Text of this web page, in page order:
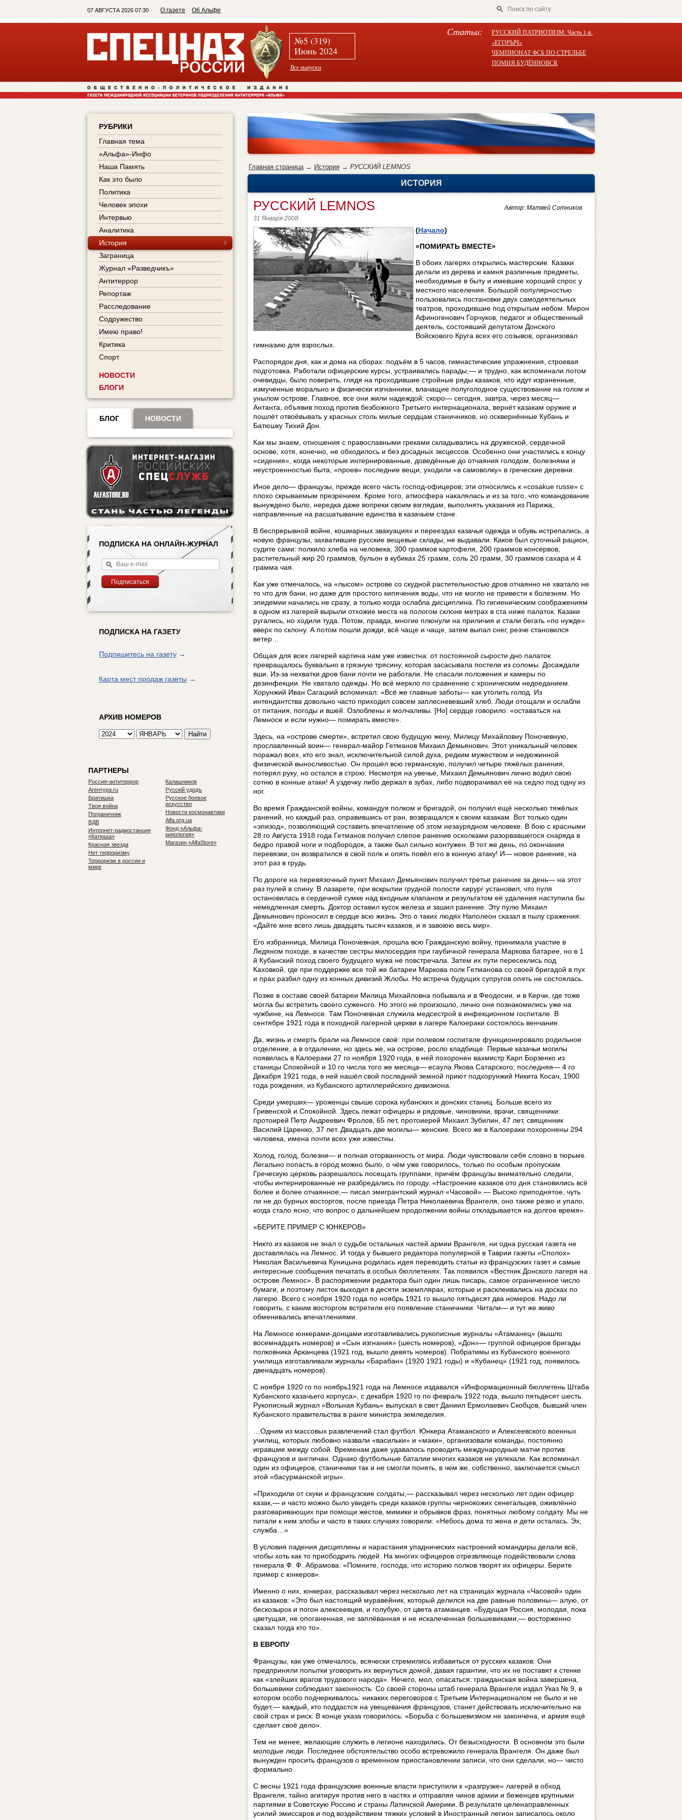
07 АВГУСТА 2026 07:30 О газете Об Альфе
№5 (319)
Июнь 2024
Все выпуски
Статьи:
РУССКИЙ ПАТРИОТИЗМ. Часть 1-я.
«ЕГОРЫЧ»
ЧЕМПИОНАТ ФСБ ПО СТРЕЛЬБЕ
ПОМНЯ БУДЁННОВСК
РУБРИКИ
Главная тема
«Альфа»-Инфо
Наша Память
Как это было
Политика
Человек эпохи
Интервью
Аналитика
История
Заграница
Журнал «Разведчикъ»
Антитеррор
Репортаж
Расследование
Содружество
Имею право!
Критика
Спорт
НОВОСТИ
БЛОГИ
БЛОГ НОВОСТИ
ПОДПИСКА НА ОНЛАЙН-ЖУРНАЛ
ПОДПИСКА НА ГАЗЕТУ
Подпишитесь на газету→
Карта мест продаж газеты→
АРХИВ НОМЕРОВ
ПАРТНЕРЫ
Россия-антитеррор
Агентура.ru
Братишка
Твоя война
Пограничник
ВДВ
Интернет-радиостанция
«Катюша»
Красная звезда
Нет терроризму
Терроризм в россии и
мире
Калашников
Русскiй удодъ
Русское боевое
искусство
Новости космонавтики
Alfa.org.ua
Фонд «Альфа-
кинология»
Магазин «AlfaStore»
Главная страница→История→РУССКИЙ LEMNOS
ИСТОРИЯ
Автор: Матвей Сотников
РУССКИЙ LEMNOS
31 Января 2008
(Начало)
«ПОМИРАТЬ ВМЕСТЕ»
В обоих лагерях открылись мастерские. Казаки
делали из дерева и камня различные предметы,
необходимые в быту и имевшие хороший спрос у
местного населения. Большой популярностью
пользовались постановки двух самодеятельных
театров, проходившие под открытым небом. Мирон
Афиногенович Горчуков, педагог и общественный
деятель, состоявший депутатом Донского
Войскового Круга всех его созывов, организовал
гимназию для взрослых.
Распорядок дня, как и дома на сборах: подъём в 5 часов, гимнастические упражнения, строевая
подготовка. Работали офицерские курсы, устраивались парады,— и трудно, как вспоминали потом
очевидцы, было поверить, глядя на проходившие стройные ряды казаков, что идут израненные,
измученные морально и физически изгнанники, влачащие полуголодное существование на голом и
унылом острове. Главное, все они жили надеждой: скоро— сегодня, завтра, через месяц—
Антанта, объявив поход против безбожного Третьего интернационала, вернёт казакам оружие и
пошлёт отвоёвывать у красных столь милые сердцам станичников, но осквернённые Кубань и
Батюшку Тихий Дон.
Как мы знаем, отношения с православными греками складывались на дружеской, сердечной
основе, хотя, конечно, не обходилось и без досадных эксцессов. Особенно они участились к концу
«сидения», когда некоторые интернированные, доведённые до отчаяния голодом, болезнями и
неустроенностью быта, «проев» последние вещи, уходили «в самоволку» в греческие деревни.
Иное дело— французы, прежде всего часть господ-офицеров; эти относились к «cosakue russe» с
плохо скрываемым презрением. Кроме того, атмосфера накалялась и из за того, что командование
вынуждено было, нередка даже вопреки своим взглядам, выполнять указания из Парижа,
направленные на расшатывание единства в казачьем стане.
В беспрерывной войне, кошмарных эвакуациях и переездах казачья одежда и обувь истрепались, а
новую французы, захватившие русские вещевые склады, не выдавали. Каков был суточный рацион,
судите сами: полкило хлеба на человека, 300 граммов картофеля, 200 граммов консервов,
растительный жир 20 граммов, бульон в кубиках 25 грамм, соль 20 грамм, 30 граммов сахара и 4
грамма чая.
Как уже отмечалось, на «лысом» острове со скудной растительностью дров отчаянно не хватало не
то что для бани, но даже для простого кипячения воды, что не могло не привести к болезням. Но
эпидемии начались не сразу, а только когда ослабла дисциплина. По гигиеническим соображениям
в одном из лагерей вырыли отхожие места на пологом склоне метрах в ста ниже палаток. Казаки
ругались, но ходили туда. Потом, правда, многие плюнули на приличия и стали бегать «по нужде»
вверх по склону. А потом пошли дожди, всё чаще и чаще, затем выпал снег, резче становился
ветер…
Общая для всех лагерей картина нам уже известна: от постоянной сырости дно палаток
превращалось буквально в грязную трясину, которая засасывала постели из соломы. Досаждали
вши. Из-за нехватки дров бани почти не работали. Не спасали положения и камеры по
дезинфекции. Не хватало одежды. Но всё меркло по сравнению с хроническим недоеданием.
Хорунжий Иван Сагацкий вспоминал: «Всё же главные заботы— как утолить голод. Из
интендантства довольно часто приходил совсем заплесневевший хлеб. Люди отощали и ослабли
от питания, погоды и вшей. Озлоблены и молчаливы. [Но] сердце говорило: «оставаться на
Лемносе и если нужно— помирать вместе».
Здесь, на «острове смерти», встретил свою будущую жену, Милицу Михайловну Поночевную,
прославленный воин— генерал-майор Гетманов Михаил Демьянович. Этот уникальный человек
поражал всех, кто его знал, исключительной силой духа, редким мужеством и недюжинной
физической выносливостью. Он прошёл всю германскую, получил четыре тяжёлых ранения,
потерял руку, но остался в строю. Несмотря на увечье, Михаил Демьянович лично водил свою
сотню в конные атаки! А уздечку либо держал в зубах, либо подворачивал её на седло под одну из
ног.
Во время Гражданской войны, командуя полком и бригадой, он получил ещё несколько тяжёлых
ранений, но каждый раз, оправившись от ран, возвращался к своим казакам. Вот только один
«эпизод», позволяющий составить впечатление об этом незаурядном человеке. В бою с красными
28 го Августа 1918 года Гетманов получил слепое ранение осколками разорвавшегося снаряда в
бедро правой ноги и подбородок, а также был сильно контужен. В тот же день, по окончании
перевязки, он возвратился в свой полк и опять повёл его в конную атаку! И— новое ранение, на
этот раз в грудь.
По дороге на перевязочный пункт Михаил Демьянович получил третье ранение за день— на этот
раз пулей в спину. В лазарете, при вскрытии грудной полости хирург установил, что пуля
остановилась в сердечной сумке над входным клапаном и результатом её удаления наступила бы
немедленная смерть. Доктор оставил кусок железа и зашил ранение. Эту пулю Михаил
Демьянович проносил в сердце всю жизнь. Это о таких людях Наполеон сказал в пылу сражения:
«Дайте мне всего лишь двадцать тысяч казаков, и я завоюю весь мир».
Его избранница, Милица Поночевная, прошла всю Гражданскую войну, принимала участие в
Ледяном походе, в качестве сестры милосердия при гаубичной генерала Маркова батарее, но в 1
й Кубанский поход своего будущего мужа не повстречала. Затем их пути пересеклись под
Каховкой, где при поддержке все той же батареи Маркова полк Гетманова со своей бригадой в пух
и прах разбил одну из конных дивизий Жлобы. Но встреча будущих супругов опять не состоялась.
Позже в составе своей батареи Милица Михайловна побывала и в Феодосии, и в Керчи, где тоже
могла бы встретить своего суженого. Но этого не произошло, лично они познакомились уже на
чужбине, на Лемносе. Там Поночевная служила медсестрой в инфекционном госпитале. В
сентябре 1921 года в походной лагерной церкви в лагере Калоераки состоялось венчание.
Да, жизнь и смерть брали на Лемносе своё: при полевом госпитале функционировало родильное
отделение, а в отдалении, но здесь же, на острове, росло кладбище. Первые казачьи могилы
появилась в Калоераки 27 го ноября 1920 года, в ней похоронен вахмистр Карп Борзенко из
станицы Спокойной и 10 го числа того же месяца— есаула Якова Сатарского; последняя— 4 го
Декабря 1921 года, в ней нашёл свой последний земной приют подхорунжий Никита Косач, 1900
года рождения, из Кубанского артиллерийского дивизиона.
Среди умерших— уроженцы свыше сорока кубанских и донских станиц. Больше всего из
Гривенской и Спокойной. Здесь лежат офицеры и рядовые, чиновники, врачи, священники:
протоирей Петр Андреевич Фролов, 65 лет, протоиерей Михаил Зубилин, 47 лет, священник
Василий Царенко, 37 лет. Двадцать две могилы— женские. Всего же в Калоераки похоронены 294
человека, имена почти всех уже известны.
Холод, голод, болезни— и полная оторванность от мира. Люди чувствовали себя словно в тюрьме.
Легально попасть в город можно было, о чём уже говорилось, только по особым пропускам.
Греческую церковь разрешалось посещать группами, причём французы внимательно следили,
чтобы интернированные не разбредались по городу. «Настроение казаков ото дня становились всё
более и более отчаянное,— писал эмигрантский журнал «Часовой».— Высоко приподнятое, чуть
ли не до бурных восторгов, после приезда Петра Николаевича Врангеля, оно также резко и упало,
когда стало ясно, что вопрос о дальнейшем продолжении войны откладывается на долгое время».
«БЕРИТЕ ПРИМЕР С ЮНКЕРОВ»
Никто из казаков не знал о судьбе остальных частей армии Врангеля, ни одна русская газета не
доставлялась на Лемнос. И тогда у бывшего редактора популярной в Таврии газеты «Сполох»
Николая Васильевича Куницына родилась идея переводить статьи из французских газет и самые
интересные сообщения печатать в особых бюллетенях. Так появился «Вестник Донского лагеря на
острове Лемнос». В распоряжении редактора был один лишь писарь, самое ограниченное число
бумаги, и поэтому листок выходил в десяти экземплярах, которые и расклеивались на досках по
лагерю. Всего с ноября 1920 года по ноябрь 1921 го вышло пятьдесят два номеров. Надо ли
говорить, с каким восторгом встретили его появление станичники. Читали— и тут же живо
обменивались впечатлениями.
На Лемносе юнкерами-донцами изготавливались рукописные журналы «Атаманец» (вышло
восемнадцать номеров) и «Сын изгнания» (шесть номеров), «Дон»— группой офицеров бригады
полковника Арканцева (1921 год, вышло девять номеров). Побратимы из Кубанского военного
училища изготавливали журналы «Барабан» (1920 1921 годы) и «Кубанец» (1921 год, появилось
двенадцать номеров).
С ноября 1920 го по ноябрь1921 года на Лемносе издавался «Информационный бюллетень Штаба
Кубанского казачьего корпуса», с декабря 1920 го по февраль 1922 года, вышло пятьдесят шесть.
Рукописный журнал «Вольная Кубань» выпускал в свет Даниил Ермолаевич Скобцов, бывший член
Кубанского правительства в ранге министра земледелия.
…Одним из массовых развлечений стал футбол. Юнкера Атаманского и Алексеевского военных
училищ, которых любовно назвали «васильки» и «маки», организовали команды, постоянно
игравшие между собой. Временам даже удавалось проводить международные матчи против
французов и англичан. Однако футбольные баталии многих казаков не увлекали. Как вспоминал
один из офицеров, станичники так и не смогли понять, в чем же, собственно, заключается смысл
этой «басурманской игры».
«Приходили от скуки и французские солдаты,— рассказывал через несколько лет один офицер
казак,— и часто можно было увидеть среди казаков группы чернокожих сенегальцев, оживлённо
разговаривающих при помощи жестов, мимики и обрывков фраз, понятных любому солдату. Мы не
питали к ним злобы и часто в таких случаях говорили: «Небось дома то жена и дети осталась. Эх,
служба…»
В условия падения дисциплины и нарастания упаднических настроений командиры делали всё,
чтобы хоть как то приободрить людей. На многих офицеров отрезвляюще подействовали слова
генерала Ф. Ф. Абрамова: «Помните, господа, что историю полков творят их офицеры. Берите
пример с юнкеров».
Именно о них, юнкерах, рассказывал через несколько лет на страницах журнала «Часовой» один
из казаков: «Это был настоящий муравейник, который делился на две равные половины— алую, от
бескозырок и погон алексеевцев, и голубую, от цвета атаманцев. «Будущая Россия, молодая, пока
цветущая, не опоганенная, не заплёванная и не искалеченная большевиками,— восторженно
сказал тогда кто то».
В ЕВРОПУ
Французы, как уже отмечалось, всячески стремились избавиться от русских казаков. Они
предприняли попытки уговорить их вернуться домой, давая гарантии, что их не поставят к стенке
как «злейших врагов трудового народа». Нечего, мол, опасаться: гражданская война завершена,
большевики соблюдают законность. Со своей стороны штаб генерала Врангеля издал Указ № 9, в
котором особо подчеркивалось: никаких переговоров с Третьим Интернационалом не было и не
будет,— каждый, кто поддастся на увещевания французов, станет действовать исключительно на
свой страх и риск. В конце указа говорилось: «Борьба с большевизмом не закончена, и армия ещё
сделает своё дело».
Тем не менее, желающие служить в легионе находились. От безысходности. В основном это были
молодые люди. Последнее обстоятельство особо встревожило генерала Врангеля. Он даже был
вынужден просить французов о временном приостановлении записи, что они сделали, но— чисто
формально.
С весны 1921 года французские военные власти приступили к «разгрузке» лагерей в обход
Врангеля, тайно агитируя против него в частях и отправляя чинов армии и беженцев крупными
партиями в Советскую Россию и страны Латинской Америки. В результате целенаправленных
усилий эмиссаров и под воздействием тяжких условий в Иностранный легион записалось около